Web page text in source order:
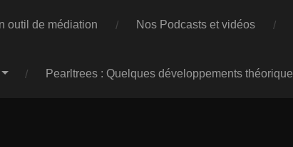
outil de médiation Nos Podcasts et vidéos
Pearltrees : Quelques développements